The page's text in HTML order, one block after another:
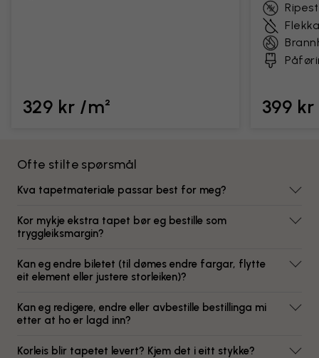
329 kr /m² 399
Ofte stilte spørsmål
Kva tapetmateriale passar best for meg?
Kor mykje ekstra tapet bør eg bestille som
tryggleiksmargin?
Kan eg endre biletet (til dømes endre fargar, flytte
eit element eller justere storleiken)?
Kan eg redigere, endre eller avbestille bestillinga mi
etter at ho er lagd inn?
Korleis blir tapetet levert? Kjem det i eitt stykke?